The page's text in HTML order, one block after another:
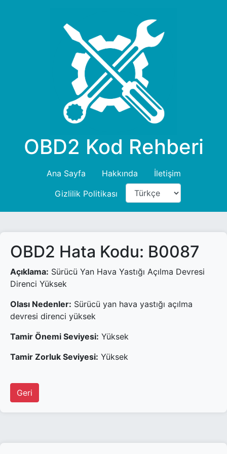
OBD2 Kod Rehberi
Ana Sayfa Hakkında
İletişim
Gizlilik Politikası
OBD2 Hata Kodu: B0087
Açıklama: Sürücü Yan Hava Yastığı Açılma Devresi
Direnci Yüksek
Olası Nedenler: Sürücü yan hava yastığı açılma
devresi direnci yüksek
Tamir Önemi Seviyesi: Yüksek
Tamir Zorluk Seviyesi: Yüksek
Geri